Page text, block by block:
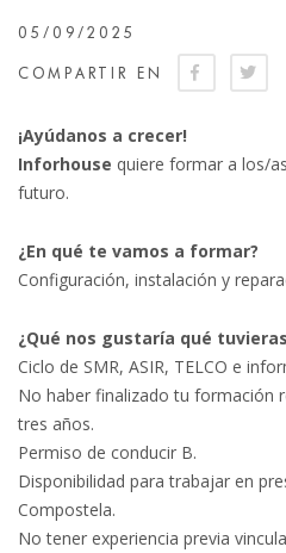
05/09/2025
COMPARTIR EN
¡Ayúdanos a crecer!
Inforhouse quiere formar a los/
futuro.
¿En qué te vamos a formar?
Configuración, instalación y
¿Qué nos gustaría qué
Ciclo de SMR, ASIR, TELCO e
No haber finalizado tu formación
tres años.
Permiso de conducir B.
Disponibilidad para trabajar en
Compostela.
No tener experiencia previa